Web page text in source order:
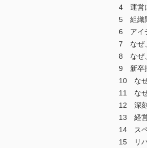
4 運営
5 組織
6 アイ
7 なぜ
8 なぜ
9 新卒
10 なぜ
11 なぜ
12 深刻
13 経営
14 スペ
15 リハ